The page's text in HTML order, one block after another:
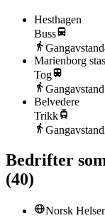
Hesthagen
Buss
Gangavstand
Marienborg
Tog
Gangavstand
Belvedere
Trikk
Gangavstand
Bedrifter
(40)
Norsk